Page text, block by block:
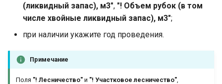
(ликвидный запас), м3", "! Объем рубок (в том
числе хвойные ликвидный запас), м3";
при наличии укажите год проведения.
Примечание
Поля "! Лесничество" и "! Участковое лесничество"